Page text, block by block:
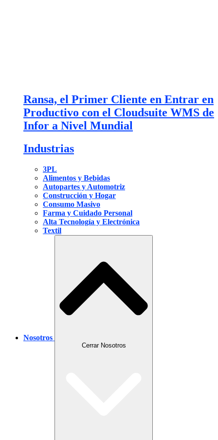
Ransa, el Primer Cliente en Entrar en
Productivo con el Cloudsuite WMS de
Infor a Nivel Mundial
Industrias
3PL
Alimentos y Bebidas
Autopartes y Automotriz
Construcción y Hogar
Consumo Masivo
Farma y Cuidado Personal
Alta Tecnología y Electrónica
Textil
Nosotros
Cerrar Nosotros